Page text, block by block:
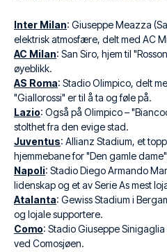
Inter Milan: Giuseppe Meazza
elektrisk atmosfære, delt med AC
AC Milan: San Siro, hjem til
øyeblikk.
AS Roma: Stadio Olimpico, delt
"Giallorossi" er til å ta og føle på.
Lazio: Også på Olimpico –
stolthet fra den evige stad.
Juventus: Allianz Stadium, et
hjemmebane for "Den gamle
Napoli: Stadio Diego Armando
lidenskap og et av Serie As mest
Atalanta: Gewiss Stadium i
og lojale supportere.
Como: Stadio Giuseppe
ved Comosjøen.